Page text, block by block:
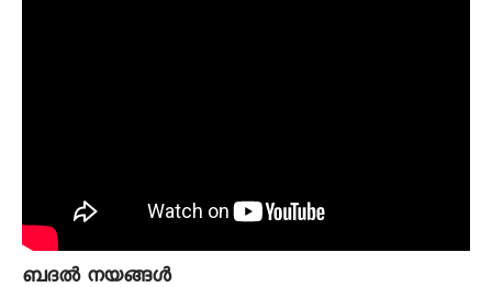
ബദല്‍ നയങ്ങള്‍